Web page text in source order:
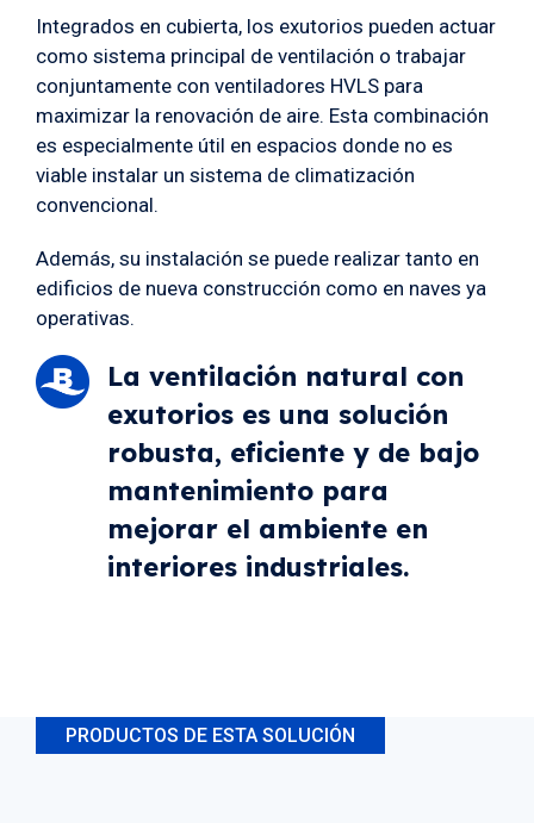
Integrados en cubierta, los exutorios pueden actuar
como sistema principal de ventilación o trabajar
conjuntamente con ventiladores HVLS para
maximizar la renovación de aire. Esta combinación
es especialmente útil en espacios donde no es
viable instalar un sistema de climatización
convencional.
Además, su instalación se puede realizar tanto en
edificios de nueva construcción como en naves ya
operativas.
La ventilación natural con
exutorios es una solución
robusta, eficiente y de bajo
mantenimiento para
mejorar el ambiente en
interiores industriales.
PRODUCTOS DE ESTA SOLUCIÓN